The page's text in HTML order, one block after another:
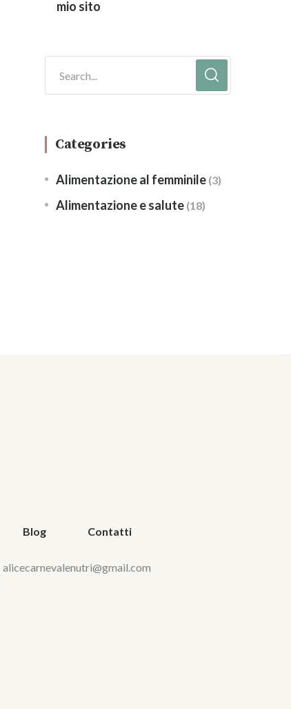
mio sito
Categories
Alimentazione al femminile (3)
Alimentazione e salute (18)
Blog Contatti
alicecarnevalenutri@gmail.com